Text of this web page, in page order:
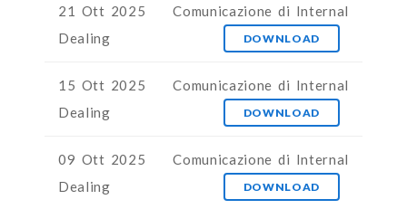
21 Ott 2025
Comunicazione di Internal
Dealing
DOWNLOAD
15 Ott 2025
Comunicazione di Internal
Dealing
DOWNLOAD
09 Ott 2025
Comunicazione di Internal
Dealing
DOWNLOAD